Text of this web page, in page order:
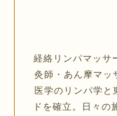
経絡リンパマッサ
灸師・あん摩マッ
医学のリンパ学と
ドを確立。日々の